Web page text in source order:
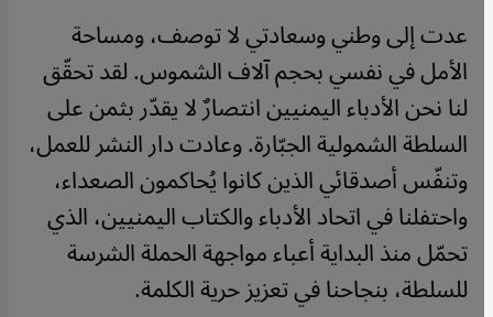
عدت إلى وطني وسعادتي لا توصف، ومساحة
الأمل في نفسي بحجم آلاف الشموس. لقد تحقّق
لنا نحن الأدباء اليمنيين انتصارٌ لا يقدّر بثمن على
السلطة الشمولية الجبّارة. وعادت دار النشر للعمل،
وتنفّس أصدقائي الذين كانوا يُحاكمون الصعداء،
واحتفلنا في اتحاد الأدباء والكتاب اليمنيين، الذي
تحمّل منذ البداية أعباء مواجهة الحملة الشرسة
للسلطة، بنجاحنا في تعزيز حرية الكلمة.